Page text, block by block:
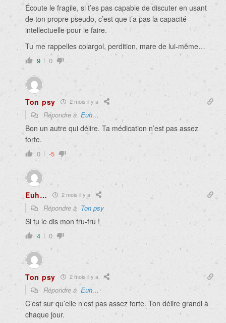
Écoute le fragile, si t’es pas capable de discuter en usant
de ton propre pseudo, c’est que t’a pas la capacité
intellectuelle pour le faire.
Tu me rappelles colargol, perdition, mare de lui-même…
9 0
Ton psy 2 mois il y a
Répondre à Euh…
Bon un autre qui délire. Ta médication n’est pas assez
forte.
0 -5
Euh… 2 mois il y a
Répondre à Ton psy
Si tu le dis mon fru-fru !
4 0
Ton psy 2 mois il y a
Répondre à Euh…
C’est sur qu’elle n’est pas assez forte. Ton délire grandi à
chaque jour.